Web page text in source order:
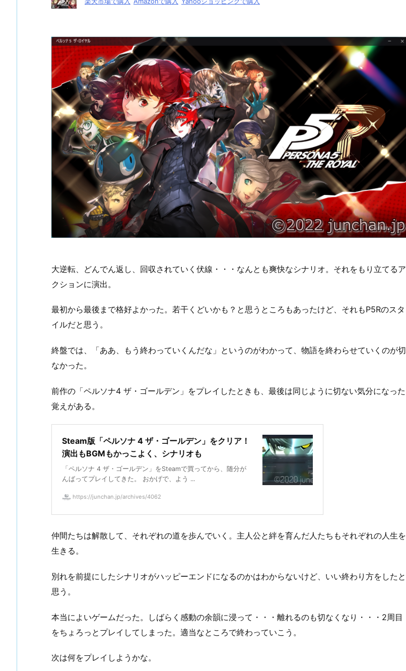
大逆転、どんでん返し、回収されていく伏線・・・なんとも爽快なシナリオ。それをもり立てるア
クションに演出。
最初から最後まで格好よかった。若干くどいかも？と思うところもあったけど、それもP5Rのスタ
イルだと思う。
終盤では、「ああ、もう終わっていくんだな」というのがわかって、物語を終わらせていくのが切
なかった。
前作の「ペルソナ4 ザ・ゴールデン」をプレイしたときも、最後は同じように切ない気分になった
覚えがある。
Steam版「ペルソナ 4 ザ・ゴールデン」をクリア！
演出もBGMもかっこよく、シナリオも
「ペルソナ 4 ザ・ゴールデン」をSteamで買ってから、随分が
んばってプレイしてきた。 おかげで、よう ...
https://junchan.jp/archives/4062
仲間たちは解散して、それぞれの道を歩んでいく。主人公と絆を育んだ人たちもそれぞれの人生を
生きる。
別れを前提にしたシナリオがハッピーエンドになるのかはわからないけど、いい終わり方をしたと
思う。
本当によいゲームだった。しばらく感動の余韻に浸って・・・離れるのも切なくなり・・・2周目
をちょろっとプレイしてしまった。適当なところで終わっていこう。
次は何をプレイしようかな。